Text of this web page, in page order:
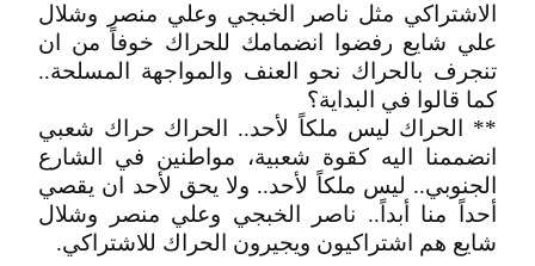
الاشتراكي مثل ناصر الخبجي وعلي منصر وشلال
علي شايع رفضوا انضمامك للحراك خوفاً من ان
تنجرف بالحراك نحو العنف والمواجهة المسلحة..
كما قالوا في البداية؟
** الحراك ليس ملكاً لأحد.. الحراك حراك شعبي
انضممنا اليه كقوة شعبية، مواطنين في الشارع
الجنوبي.. ليس ملكاً لأحد.. ولا يحق لأحد ان يقصي
أحداً منا أبداً.. ناصر الخبجي وعلي منصر وشلال
شايع هم اشتراكيون ويجيرون الحراك للاشتراكي.